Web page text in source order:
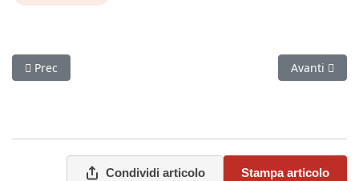
Articolo precedente: Vita di partito
Prec Articolo
Avanti
Condividi articolo Stampa articolo